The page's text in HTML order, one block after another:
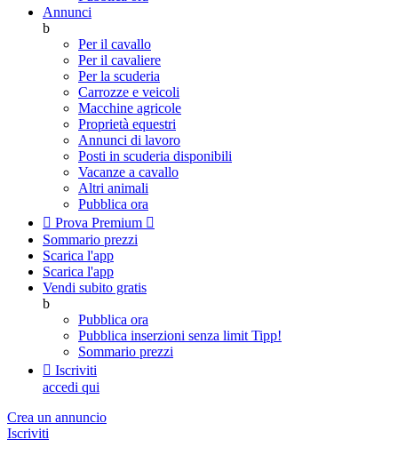
Annunci
b
Per il cavallo
Per il cavaliere
Per la scuderia
Carrozze e veicoli
Macchine agricole
Proprietà equestri
Annunci di lavoro
Posti in scuderia disponibili
Vacanze a cavallo
Altri animali
Pubblica ora
 Prova Premium 
Sommario prezzi
Scarica l'app
Scarica l'app
Vendi subito gratis
b
Pubblica ora
Pubblica inserzioni senza limit Tipp!
Sommario prezzi
 Iscriviti
accedi qui
Crea un annuncio
Iscriviti